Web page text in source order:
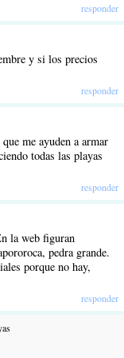
responder
y si los precios
responder
me ayuden a armar
todas las playas
responder
la web figuran
pedra grande.
porque no hay,
responder